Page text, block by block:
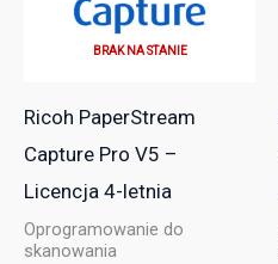
BRAK NA STANIE
Ricoh PaperStream
Capture Pro V5 –
Licencja 4-letnia
Oprogramowanie do
skanowania